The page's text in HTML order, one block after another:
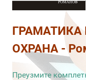
ОХРАНА -
Преузмите